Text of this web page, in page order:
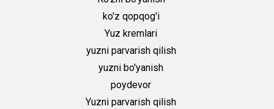
ko'z qopqog'i
Yuz kremlari
yuzni parvarish qilish
yuzni bo'yanish
poydevor
Yuzni parvarish qilish